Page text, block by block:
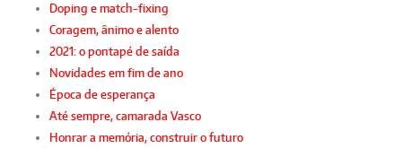
Doping e match-fixing
Coragem, ânimo e alento
2021: o pontapé de saída
Novidades em fim de ano
Época de esperança
Até sempre, camarada Vasco
Honrar a memória, construir o futuro